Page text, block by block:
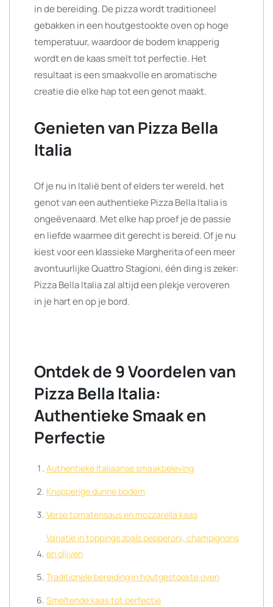
in de bereiding. De pizza wordt traditioneel
gebakken in een houtgestookte oven op hoge
temperatuur, waardoor de bodem knapperig
wordt en de kaas smelt tot perfectie. Het
resultaat is een smaakvolle en aromatische
creatie die elke hap tot een genot maakt.
Genieten van Pizza Bella
Italia
Of je nu in Italië bent of elders ter wereld, het
genot van een authentieke Pizza Bella Italia is
ongeëvenaard. Met elke hap proef je de passie
en liefde waarmee dit gerecht is bereid. Of je nu
kiest voor een klassieke Margherita of een meer
avontuurlijke Quattro Stagioni, één ding is zeker:
Pizza Bella Italia zal altijd een plekje veroveren
in je hart en op je bord.
Ontdek de 9 Voordelen van
Pizza Bella Italia:
Authentieke Smaak en
Perfectie
Authentieke Italiaanse smaakbeleving
Knapperige dunne bodem
Verse tomatensaus en mozzarella kaas
Variatie in toppings zoals pepperoni, champignons
en olijven
Traditionele bereiding in houtgestookte oven
Smeltende kaas tot perfectie